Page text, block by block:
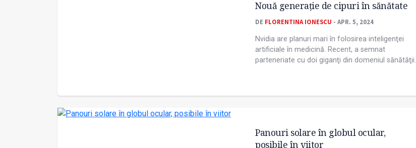
Nouă generație de cipuri în sănătate
DE FLORENTINA IONESCU - APR. 5, 2024
Nvidia are planuri mari în folosirea inteligenţei
artificiale în medicină. Recent, a semnat
parteneriate cu doi giganţi din domeniul sănătăţii.
Panouri solare în globul ocular,
posibile în viitor